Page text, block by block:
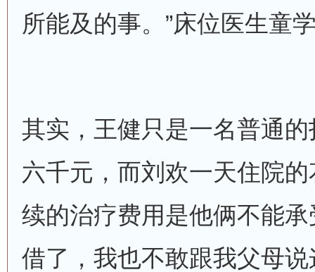
所能及的事。”床位医生童
其实，王健只是一名普通
六千元，而刘欢一天住院
续的治疗费用是他俩不能
借了，我也不敢跟我父母